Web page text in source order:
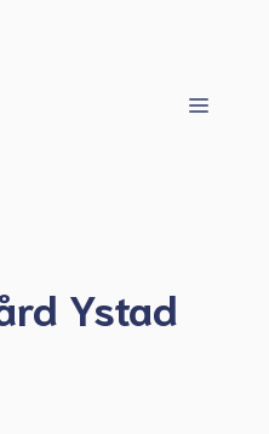
Meny
Ystad